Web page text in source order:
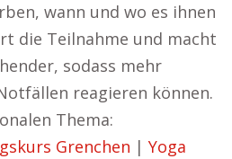
wann und wo es ihnen
die Teilnahme und macht
sodass mehr
reagieren können.
Thema:
Grenchen | Yoga